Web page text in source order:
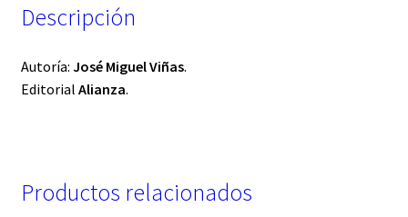
Descripción
Autoría: José Miguel Viñas.
Editorial Alianza.
Productos relacionados